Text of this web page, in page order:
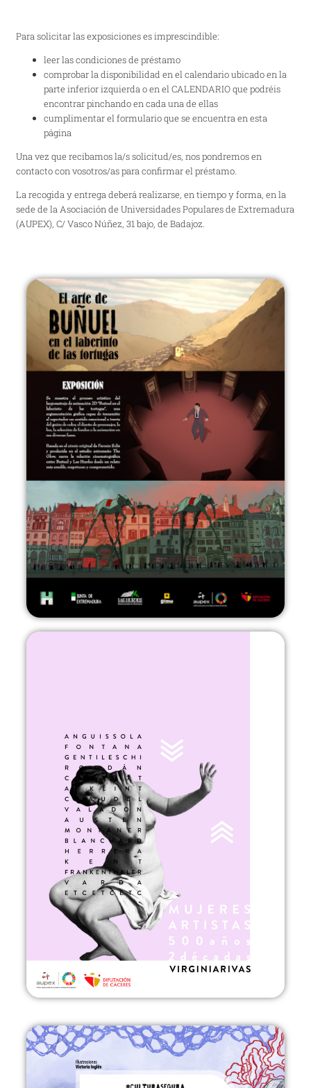
Para solicitar las exposiciones es imprescindible:
leer las condiciones de préstamo
comprobar la disponibilidad en el calendario ubicado en la
parte inferior izquierda o en el CALENDARIO que podréis
encontrar pinchando en cada una de ellas
cumplimentar el formulario que se encuentra en esta
página
Una vez que recibamos la/s solicitud/es, nos pondremos en
contacto con vosotros/as para confirmar el préstamo.
La recogida y entrega deberá realizarse, en tiempo y forma, en la
sede de la Asociación de Universidades Populares de Extremadura
(AUPEX), C/ Vasco Núñez, 31 bajo, de Badajoz.